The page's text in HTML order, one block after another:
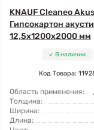
KNAUF Cleaneo
Гипсокартон
12,5x1200x2000 мм
В наличии
Код Товара:
Область применения:
Толщина:
Ширина:
Длина: